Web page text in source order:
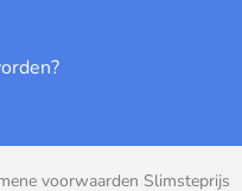
voorwaarden Slimsteprijs